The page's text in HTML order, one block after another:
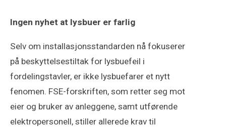
Ingen nyhet at lysbuer er farlig
Selv om installasjonsstandarden nå fokuserer
på beskyttelsestiltak for lysbuefeil i
fordelingstavler, er ikke lysbuefarer et nytt
fenomen. FSE-forskriften, som retter seg mot
eier og bruker av anleggene, samt utførende
elektropersonell, stiller allerede krav til